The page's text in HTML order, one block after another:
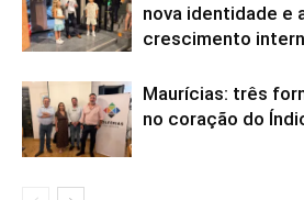
nova identidade e
crescimento
Maurícias: três
no coração do